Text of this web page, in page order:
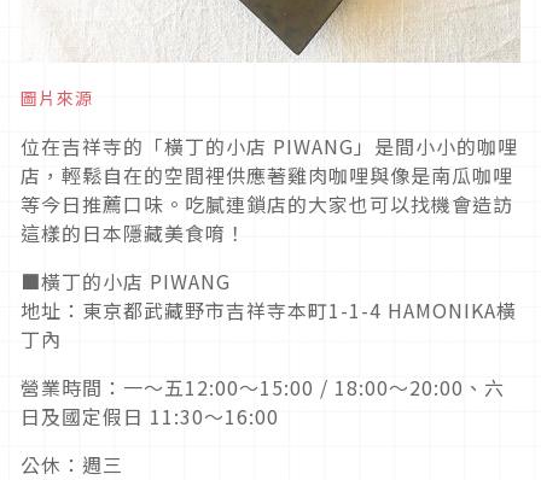
圖片來源
位在吉祥寺的「橫丁的小店 PIWANG」是間小小的咖哩
店，輕鬆自在的空間裡供應著雞肉咖哩與像是南瓜咖哩
等今日推薦口味。吃膩連鎖店的大家也可以找機會造訪
這樣的日本隱藏美食唷！
■橫丁的小店 PIWANG
地址：東京都武藏野市吉祥寺本町1-1-4 HAMONIKA橫
丁內
營業時間：一～五12:00〜15:00 / 18:00〜20:00、六
日及國定假日 11:30〜16:00
公休：週三